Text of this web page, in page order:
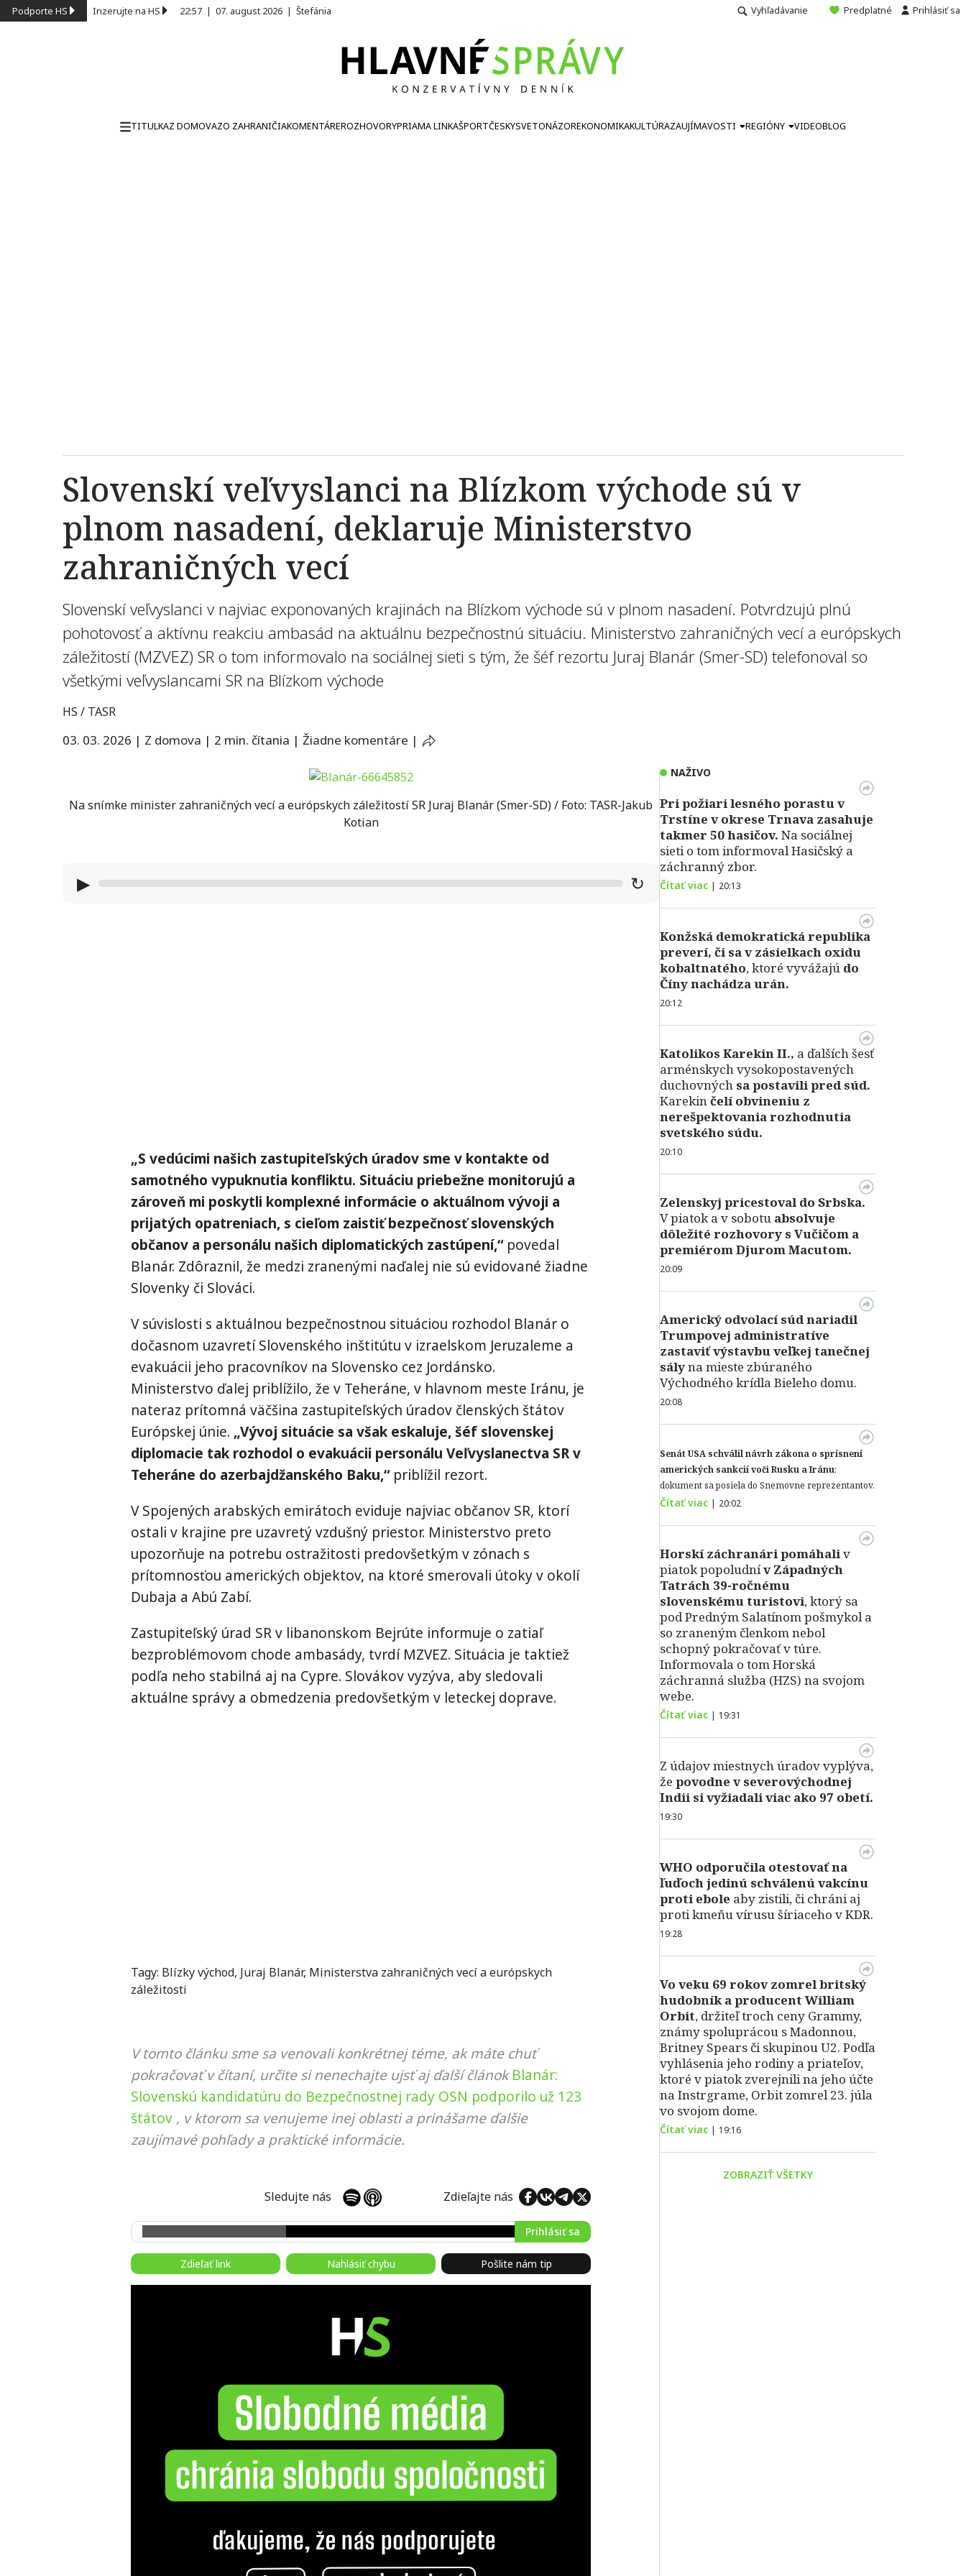
Podporte HS Inzerujte na HS 22:57 | 07. august 2026 | Štefánia Vyhľadávanie Predplatné Prihlásiť sa
TITULKAZ DOMOVAZO ZAHRANIČIAKOMENTÁREROZHOVORYPRIAMA LINKAŠPORTČESKYSVETONÁZOREKONOMIKAKULTÚRAZAUJÍMAVOSTI REGIÓNY VIDEOBLOG
Slovenskí veľvyslanci na Blízkom východe sú v
plnom nasadení, deklaruje Ministerstvo
zahraničných vecí
Slovenskí veľvyslanci v najviac exponovaných krajinách na Blízkom východe sú v plnom nasadení. Potvrdzujú plnú
pohotovosť a aktívnu reakciu ambasád na aktuálnu bezpečnostnú situáciu. Ministerstvo zahraničných vecí a európskych
záležitostí (MZVEZ) SR o tom informovalo na sociálnej sieti s tým, že šéf rezortu Juraj Blanár (Smer-SD) telefonoval so
všetkými veľvyslancami SR na Blízkom východe
HS / TASR
03. 03. 2026 | Z domova | 2 min. čítania | Žiadne komentáre |
Na snímke minister zahraničných vecí a európskych záležitostí SR Juraj Blanár (Smer-SD) / Foto: TASR-Jakub
Kotian
▶ ↻
„S vedúcimi našich zastupiteľských úradov sme v kontakte od
samotného vypuknutia konfliktu. Situáciu priebežne monitorujú a
zároveň mi poskytli komplexné informácie o aktuálnom vývoji a
prijatých opatreniach, s cieľom zaistiť bezpečnosť slovenských
občanov a personálu našich diplomatických zastúpení,“povedal
Blanár. Zdôraznil, že medzi zranenými naďalej nie sú evidované žiadne
Slovenky či Slováci.
V súvislosti s aktuálnou bezpečnostnou situáciou rozhodol Blanár o
dočasnom uzavretí Slovenského inštitútu v izraelskom Jeruzaleme a
evakuácii jeho pracovníkov na Slovensko cez Jordánsko.
Ministerstvo ďalej priblížilo, že v Teheráne, v hlavnom meste Iránu, je
nateraz prítomná väčšina zastupiteľských úradov členských štátov
Európskej únie. „Vývoj situácie sa však eskaluje, šéf slovenskej
diplomacie tak rozhodol o evakuácii personálu Veľvyslanectva SR v
Teheráne do azerbajdžanského Baku,“priblížil rezort.
V Spojených arabských emirátoch eviduje najviac občanov SR, ktorí
ostali v krajine pre uzavretý vzdušný priestor. Ministerstvo preto
upozorňuje na potrebu ostražitosti predovšetkým v zónach s
prítomnosťou amerických objektov, na ktoré smerovali útoky v okolí
Dubaja a Abú Zabí.
Zastupiteľský úrad SR v libanonskom Bejrúte informuje o zatiaľ
bezproblémovom chode ambasády, tvrdí MZVEZ. Situácia je taktiež
podľa neho stabilná aj na Cypre. Slovákov vyzýva, aby sledovali
aktuálne správy a obmedzenia predovšetkým v leteckej doprave.
Tagy: Blízky východ, Juraj Blanár, Ministerstva zahraničných vecí a európskych
záležitosti
V tomto článku sme sa venovali konkrétnej téme, ak máte chuť
pokračovať v čítaní, určite si nenechajte ujsť aj ďalší článok Blanár:
Slovenskú kandidatúru do Bezpečnostnej rady OSN podporilo už 123
štátov , v ktorom sa venujeme inej oblasti a prinášame ďalšie
zaujímavé pohľady a praktické informácie.
Sledujte nás Zdieľajte nás
Prihlásiť sa
Zdieľať link Nahlásiť chybu Pošlite nám tip
NAŽIVO
Pri požiari lesného porastu v
Trstíne v okrese Trnava zasahuje
takmer 50 hasičov. Na sociálnej
sieti o tom informoval Hasičský a
záchranný zbor.
Čítať viac | 20:13
Konžská demokratická republika
preverí, či sa v zásielkach oxidu
kobaltnatého, ktoré vyvážajú do
Číny nachádza urán.
20:12
Katolikos Karekin II., a ďalších šesť
arménskych vysokopostavených
duchovných sa postavili pred súd.
Karekinčelí obvineniu z
nerešpektovania rozhodnutia
svetského súdu.
20:10
Zelenskyj pricestoval do Srbska.
V piatok a v sobotu absolvuje
dôležité rozhovory s Vučičom a
premiérom Djurom Macutom.
20:09
Americký odvolací súd nariadil
Trumpovej administratíve
zastaviť výstavbu veľkej tanečnej
sályna mieste zbúraného
Východného krídla Bieleho domu.
20:08
Senát USA schválil návrh zákona o sprísnení
amerických sankcií voči Rusku a Iránu;
dokument sa posiela do Snemovne reprezentantov.
Čítať viac | 20:02
Horskí záchranári pomáhaliv
piatok popoludnív Západných
Tatrách 39-ročnému
slovenskému turistovi, ktorý sa
pod Predným Salatínom pošmykol a
so zraneným členkom nebol
schopný pokračovať v túre.
Informovala o tom Horská
záchranná služba (HZS) na svojom
webe.
Čítať viac | 19:31
Z údajov miestnych úradov vyplýva,
že povodne v severovýchodnej
Indii si vyžiadali viac ako 97 obetí.
19:30
WHO odporučila otestovať na
ľuďoch jedinú schválenú vakcínu
proti ebole aby zistili, či chráni aj
proti kmeňu vírusu šíriaceho v KDR.
19:28
Vo veku 69 rokov zomrel britský
hudobník a producent William
Orbit, držiteľ troch ceny Grammy,
známy spoluprácou s Madonnou,
Britney Spears či skupinou U2. Podľa
vyhlásenia jeho rodiny a priateľov,
ktoré v piatok zverejnili na jeho účte
na Instrgrame, Orbit zomrel 23. júla
vo svojom dome.
Čítať viac | 19:16
ZOBRAZIŤ VŠETKY